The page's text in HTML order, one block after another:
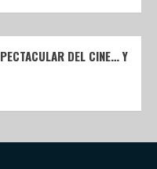
DEL CINE… Y